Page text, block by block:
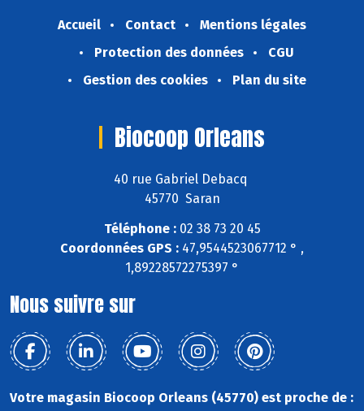
Accueil Contact
Mentions légales
Protection des données
CGU
Gestion des cookies
Plan du site
Biocoop Orleans
40 rue Gabriel Debacq
45770 Saran
Téléphone :02 38 73 20 45
Coordonnées GPS : 47,9544523067712 ° ,
1,89228572275397 °
Nous suivre sur
Votre magasin Biocoop Orleans (45770) est proche de :